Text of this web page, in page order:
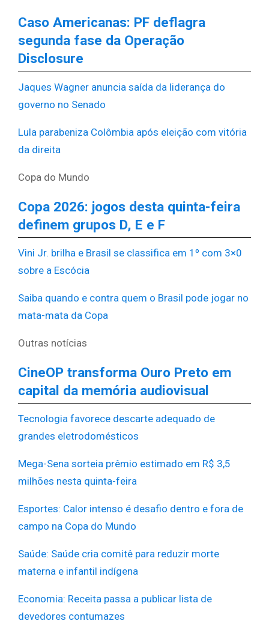
Caso Americanas: PF deflagra
segunda fase da Operação
Disclosure
Jaques Wagner anuncia saída da liderança do
governo no Senado
Lula parabeniza Colômbia após eleição com vitória
da direita
Copa do Mundo
Copa 2026: jogos desta quinta-feira
definem grupos D, E e F
Vini Jr. brilha e Brasil se classifica em 1º com 3×0
sobre a Escócia
Saiba quando e contra quem o Brasil pode jogar no
mata-mata da Copa
Outras notícias
CineOP transforma Ouro Preto em
capital da memória audiovisual
Tecnologia favorece descarte adequado de
grandes eletrodomésticos
Mega-Sena sorteia prêmio estimado em R$ 3,5
milhões nesta quinta-feira
Esportes: Calor intenso é desafio dentro e fora de
campo na Copa do Mundo
Saúde: Saúde cria comitê para reduzir morte
materna e infantil indígena
Economia: Receita passa a publicar lista de
devedores contumazes